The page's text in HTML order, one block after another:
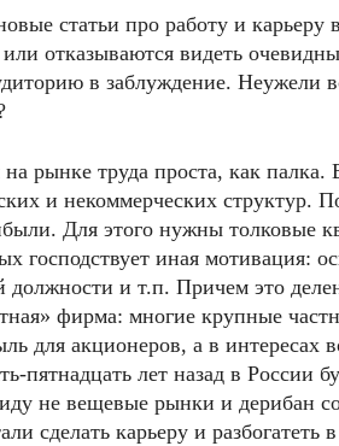
статьи про работу и
отказываются видеть
в заблуждение. Неужели
рынке труда проста, как палка.
и некоммерческих структур.
Для этого нужны толковые
господствует иная мотивация:
и т.п. Причем это
фирма: многие крупные
для акционеров, а в интересах
пятнадцать лет назад в России
не вещевые рынки и дерибан
сделать карьеру и